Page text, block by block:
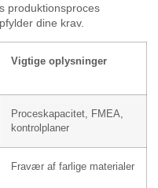
produktionsproces
dine krav.
Vigtige oplysninger
Proceskapacitet, FMEA,
kontrolplaner
Fravær af farlige materialer